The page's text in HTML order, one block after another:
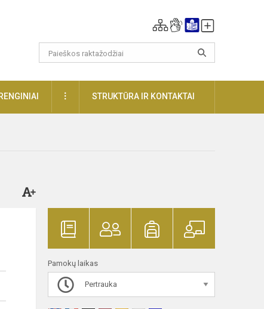
RENGINIAI DAUGIAUSTRUKTŪRA IR KONTAKTAI
Pamokų laikas
Pertrauka